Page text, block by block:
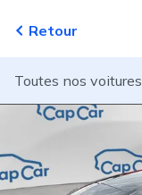
Retour
Toutes nos voitures